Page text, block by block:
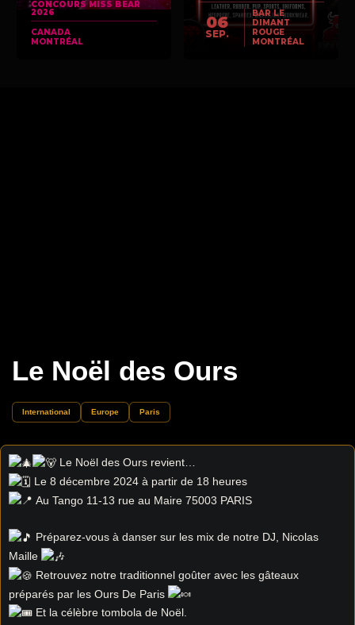
CONCOURS MISS BEAR
2026
CANADA
MONTRÉAL
06
SEP.
BAR LE
DIMANT
ROUGE
MONTRÉAL
Le Noël des Ours
International Europe Paris
Le Noël des Ours revient…
Le 8 décembre 2024 à partir de 18 heures
Au Tango 11-13 rue au Maire 75003 PARIS
Préparez-vous à danser sur les mix de notre DJ, Nicolas
Maille
Retrouvez notre traditionnel goûter avec les gâteaux
préparés par les Ours De Paris
Et la célèbre tombola de Noël.